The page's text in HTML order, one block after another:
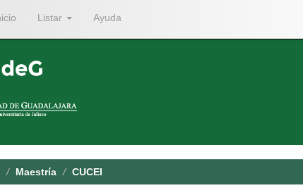
Listar Ayuda
Maestría CUCEI